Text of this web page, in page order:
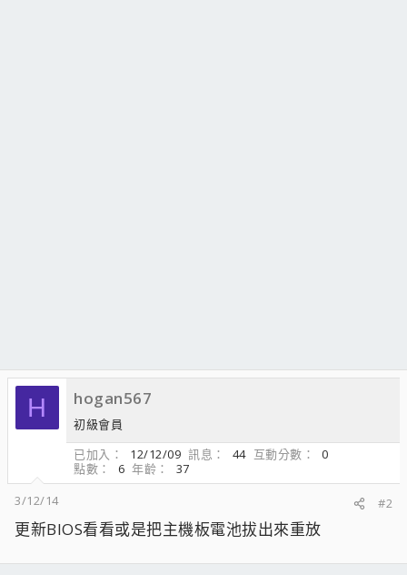
H hogan567
初級會員
已加入
12/12/09 訊息 44 互動分數
0
點數
6 年齡
37
3/12/14
#2
更新BIOS看看或是把主機板電池拔出來重放